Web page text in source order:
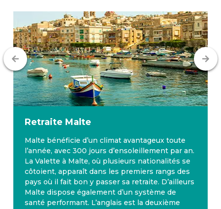
Retraite Malte
Malte bénéficie d’un climat avantageux toute
l’année, avec 300 jours d’ensoleillement par an.
La Valette à Malte, où plusieurs nationalités se
côtoient, apparaît dans les premiers rangs des
pays où il fait bon y passer sa retraite. D’ailleurs
Malte dispose également d’un système de
santé performant. L’anglais est la deuxième